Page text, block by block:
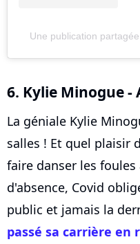
Une publication
6. Kylie Minogue -
La géniale Kylie
salles ! Et quel plaisir
faire danser les foules
d'absence, Covid
public et jamais la
passé sa carrière en